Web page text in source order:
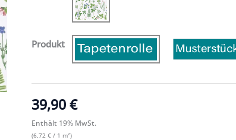
Produkt
39,90€
Enthält 19% MwSt.
(6,72€ / 1 m²)